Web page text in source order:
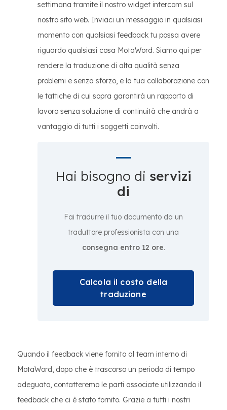
settimana tramite il nostro widget intercom sul
nostro sito web. Inviaci un messaggio in qualsiasi
momento con qualsiasi feedback tu possa avere
riguardo qualsiasi cosa MotaWord. Siamo qui per
rendere la traduzione di alta qualità senza
problemi e senza sforzo, e la tua collaborazione con
le tattiche di cui sopra garantirà un rapporto di
lavoro senza soluzione di continuità che andrà a
vantaggio di tutti i soggetti coinvolti.
Hai bisogno di servizi
di
Fai tradurre il tuo documento da un
traduttore professionista con una
consegna entro 12 ore.
Calcola il costo della
traduzione
Quando il feedback viene fornito al team interno di
MotaWord, dopo che è trascorso un periodo di tempo
adeguato, contatteremo le parti associate utilizzando il
feedback che ci è stato fornito. Grazie a tutti i nostri